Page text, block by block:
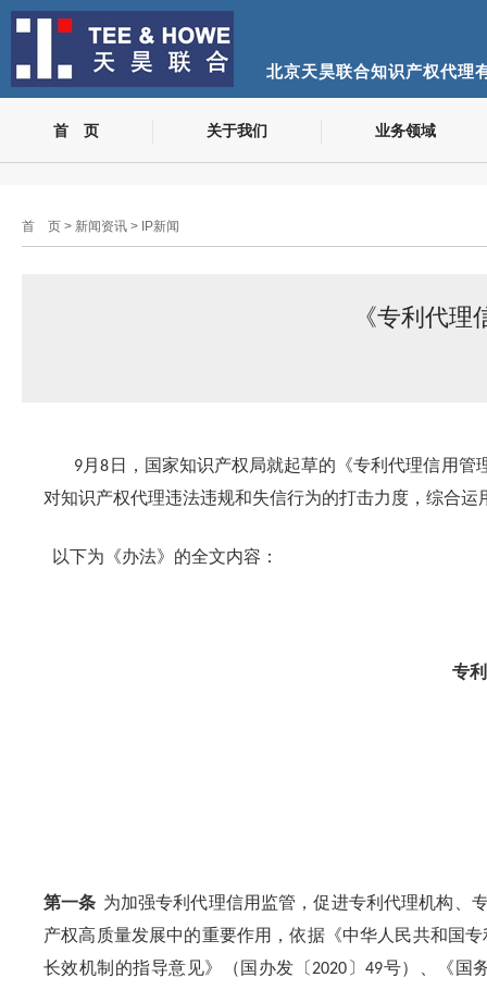
北京天昊联合知识产权代理
首 页 关于我们 业务领域
首 页 > 新闻资讯 > IP新闻
《专利代
9月8 日，国家知识产权局就起草的《专利代理信用
对知识产权代理违法违规和失信行为的打击力度，综合
以下为《办法》的全文内容：
专
第一条 为加强专利代理信用监管，促进专利代理机构、
产权高质量发展中的重要作用，依据《中华人民共和国
长效机制的指导意见》（国办发〔 2020 〕49号）、《国